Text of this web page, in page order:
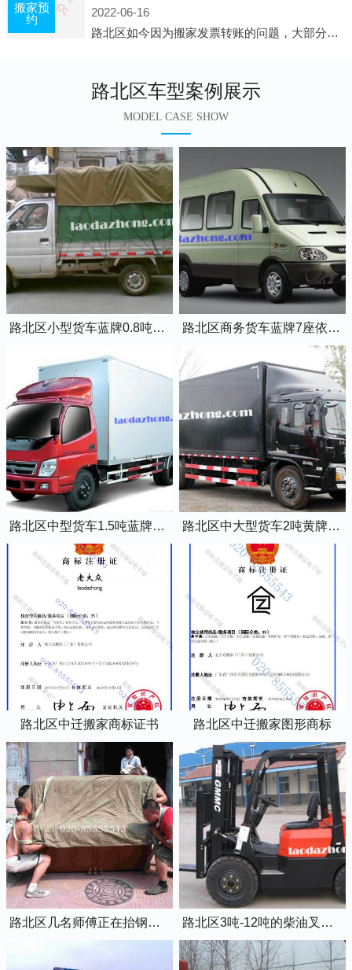
2022-06-16
路北区如今因为搬家发票转账的问题，大部分搬家公司都已经注册了营业执照，早5年前基本上所谓的搬家公司都是无注册状态也就是无照营业，由于企业注册量大增所以各种企业信息展示平台如雨后春笋般遍地开花，如：天眼查，企
路北区车型案例展示
MODEL CASE SHOW
路北区小型货车蓝牌0.8吨小卡车 路北区商务货车蓝牌7座依维柯全顺车
路北区中型货车1.5吨蓝牌4米2厢式货车 路北区中大型货车2吨黄牌5米2厢式货车
路北区中迁搬家商标证书 路北区中迁搬家图形商标
路北区几名师傅正在抬钢琴上楼 路北区3吨-12吨的柴油叉车出租
搬家预
约